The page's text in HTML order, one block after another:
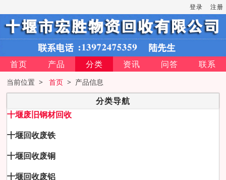
登录 注册
首页 产品 分类 资讯 问答 联系
当前位置 >首页 > 产品信息
分类导航
十堰废旧钢材回收
十堰回收废铁
十堰回收废铜
十堰回收废铝